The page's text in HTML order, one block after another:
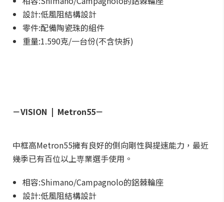
設計:低風阻結構設計
零件:配備陶瓷珠的組件
重量:1.590克/一台份(不含快拆)
－VISION | Metron55－
中框高Metron55擁有良好的側向剛性與提速能力，最近
幾季已有百位以上専業選手使用。
相容:Shimano/Campagnolo的鋁棘輪座
設計:低風阻結構設計